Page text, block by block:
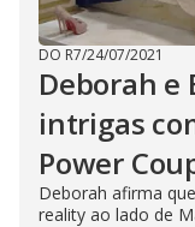
DO R7/24/07/2021
Deborah
intrigas
Power
Deborah afirma
reality ao lado de